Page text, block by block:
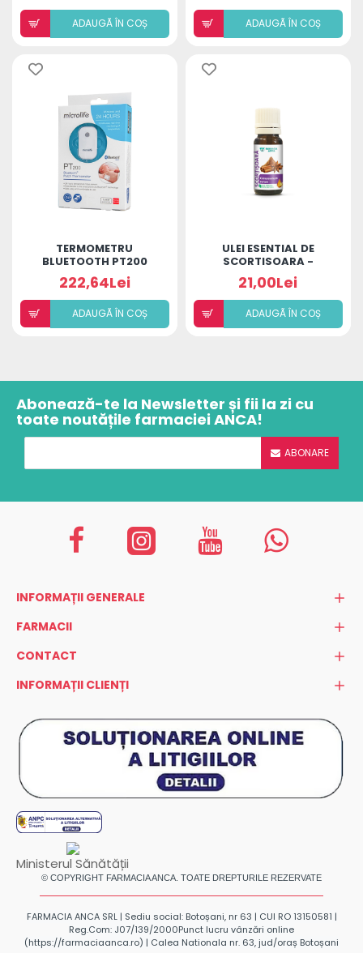
ADAUGÃ ÎN COȘ ADAUGÃ ÎN COȘ
TERMOMETRU
BLUETOOTH PT200
MICROLIFE
222,64Lei
ADAUGÃ ÎN COȘ
ULEI ESENTIAL DE
SCORTISOARA -
CINNAMOMUM VERUM
OIL
21,00Lei
ADAUGÃ ÎN COȘ
Abonează-te la Newsletter și fii la zi cu
toate noutățile farmaciei ANCA!
ABONARE
INFORMAȚII GENERALE
FARMACII
CONTACT
INFORMAȚII CLIENȚI
Ministerul Sănătății
© COPYRIGHT FARMACIA ANCA. TOATE DREPTURILE REZERVATE
FARMACIA ANCA SRL | Sediu social: Botoșani, nr 63 | CUI RO 13150581 |
Reg.Com: J07/139/2000Punct lucru vânzări online
(https://farmaciaanca.ro) | Calea Nationala nr. 63, jud/oraș Botoșani